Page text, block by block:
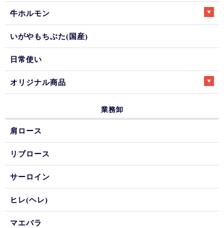
牛ホルモン
いがやもちぶた(国産)
日常使い
オリジナル商品
業務卸
肩ロース
リブロース
サーロイン
ヒレ(ヘレ)
マエバラ